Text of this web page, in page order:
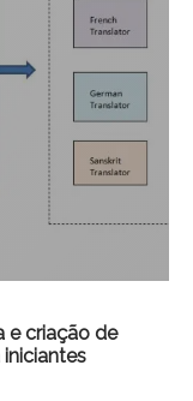
e criação de